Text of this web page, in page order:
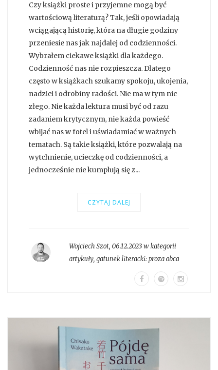
Czy książki proste i przyjemne mogą być
wartościową literaturą? Tak, jeśli opowiadają
wciągającą historię, która na długie godziny
przeniesie nas jak najdalej od codzienności.
Wybrałem ciekawe książki dla każdego.
Codzienność nas nie rozpieszcza. Dlatego
często w książkach szukamy spokoju, ukojenia,
nadziei i odrobiny radości. Nie ma w tym nic
złego. Nie każda lektura musi być od razu
zadaniem krytycznym, nie każda powieść
wbijać nas w fotel i uświadamiać w ważnych
tematach. Są takie książki, które pozwalają na
wytchnienie, ucieczkę od codzienności, a
jednocześnie nie kumplują się z...
CZYTAJ DALEJ
Wojciech Szot, 06.12.2023 w kategorii
artykuły, gatunek literacki:proza obca